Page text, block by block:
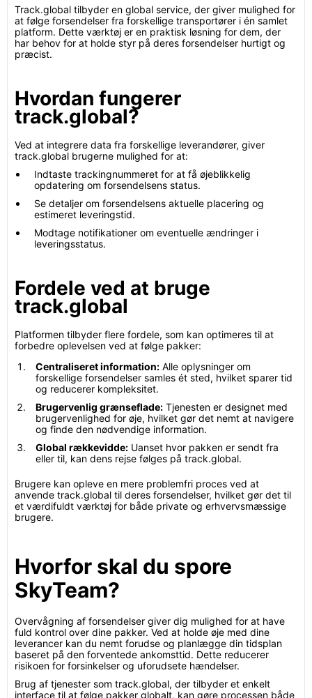
Track.global tilbyder en global service, der giver mulighed for
at følge forsendelser fra forskellige transportører i én samlet
platform. Dette værktøj er en praktisk løsning for dem, der
har behov for at holde styr på deres forsendelser hurtigt og
præcist.
Hvordan fungerer
track.global?
Ved at integrere data fra forskellige leverandører, giver
track.global brugerne mulighed for at:
Indtaste trackingnummeret for at få øjeblikkelig
opdatering om forsendelsens status.
Se detaljer om forsendelsens aktuelle placering og
estimeret leveringstid.
Modtage notifikationer om eventuelle ændringer i
leveringsstatus.
Fordele ved at bruge
track.global
Platformen tilbyder flere fordele, som kan optimeres til at
forbedre oplevelsen ved at følge pakker:
Centraliseret information: Alle oplysninger om
forskellige forsendelser samles ét sted, hvilket sparer tid
og reducerer kompleksitet.
Brugervenlig grænseflade: Tjenesten er designet med
brugervenlighed for øje, hvilket gør det nemt at navigere
og finde den nødvendige information.
Global rækkevidde: Uanset hvor pakken er sendt fra
eller til, kan dens rejse følges på track.global.
Brugere kan opleve en mere problemfri proces ved at
anvende track.global til deres forsendelser, hvilket gør det til
et værdifuldt værktøj for både private og erhvervsmæssige
brugere.
Hvorfor skal du spore
SkyTeam?
Overvågning af forsendelser giver dig mulighed for at have
fuld kontrol over dine pakker. Ved at holde øje med dine
leverancer kan du nemt forudse og planlægge din tidsplan
baseret på den forventede ankomsttid. Dette reducerer
risikoen for forsinkelser og uforudsete hændelser.
Brug af tjenester som track.global, der tilbyder et enkelt
interface til at følge pakker globalt, kan gøre processen både